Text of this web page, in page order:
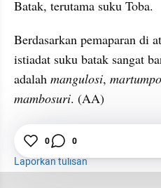
Batak, terutama suku Toba.
Berdasarkan pemaparan di
istiadat suku batak sangat
adalah mangulosi,
mambosuri. (AA)
Batak Suku
Laporkan tulisan
0 0